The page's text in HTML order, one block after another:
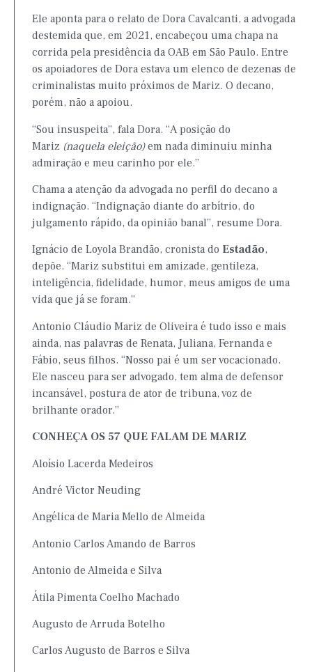
Ele aponta para o relato de Dora Cavalcanti, a advogada
destemida que, em 2021, encabeçou uma chapa na
corrida pela presidência da OAB em São Paulo. Entre
os apoiadores de Dora estava um elenco de dezenas de
criminalistas muito próximos de Mariz. O decano,
porém, não a apoiou.
“Sou insuspeita”, fala Dora. “A posição do
Mariz (naquela eleição)em nada diminuiu minha
admiração e meu carinho por ele.”
Chama a atenção da advogada no perfil do decano a
indignação. “Indignação diante do arbítrio, do
julgamento rápido, da opinião banal”, resume Dora.
Ignácio de Loyola Brandão, cronista do Estadão,
depõe. “Mariz substitui em amizade, gentileza,
inteligência, fidelidade, humor, meus amigos de uma
vida que já se foram.”
Antonio Cláudio Mariz de Oliveira é tudo isso e mais
ainda, nas palavras de Renata, Juliana, Fernanda e
Fábio, seus filhos. “Nosso pai é um ser vocacionado.
Ele nasceu para ser advogado, tem alma de defensor
incansável, postura de ator de tribuna, voz de
brilhante orador.”
CONHEÇA OS 57 QUE FALAM DE MARIZ
Aloísio Lacerda Medeiros
André Victor Neuding
Angélica de Maria Mello de Almeida
Antonio Carlos Amando de Barros
Antonio de Almeida e Silva
Átila Pimenta Coelho Machado
Augusto de Arruda Botelho
Carlos Augusto de Barros e Silva